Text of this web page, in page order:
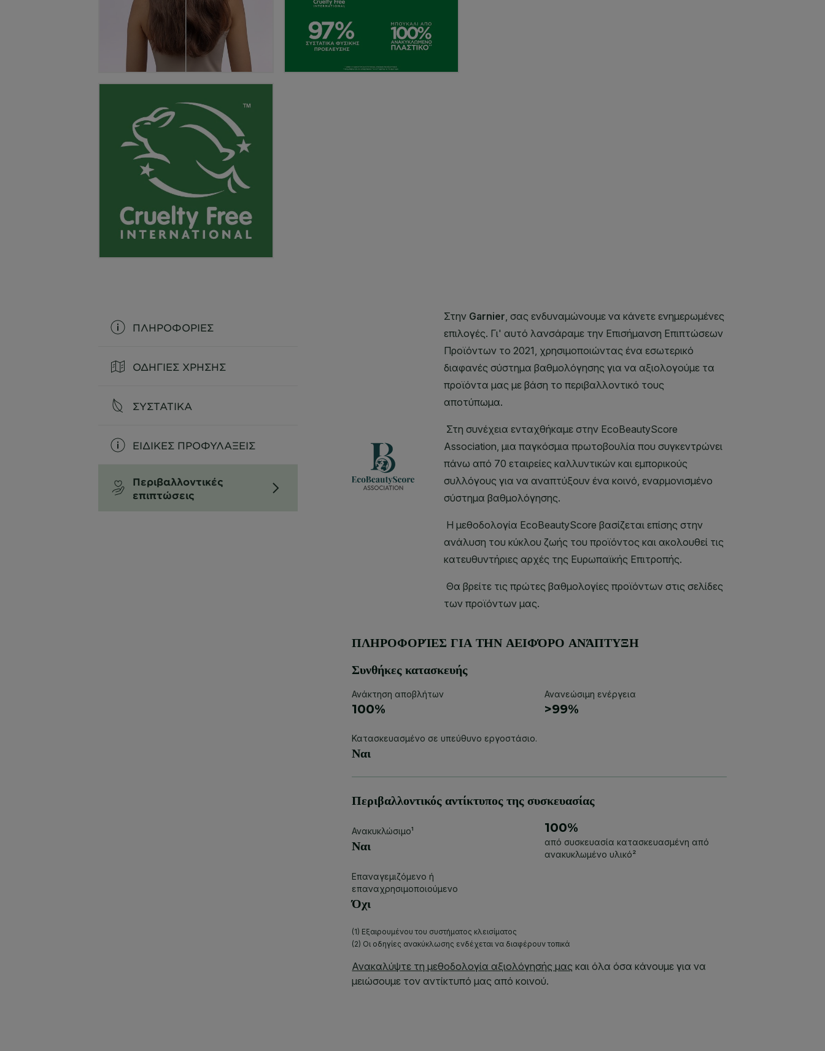
ΠΛΗΡΟΦΟΡΙΕΣ
ΟΔΗΓΙΕΣ ΧΡΗΣΗΣ
ΣΥΣΤΑΤΙΚΑ
ΕΙΔΙΚΕΣ ΠΡΟΦΥΛΑΞΕΙΣ
Περιβαλλοντικές
επιπτώσεις